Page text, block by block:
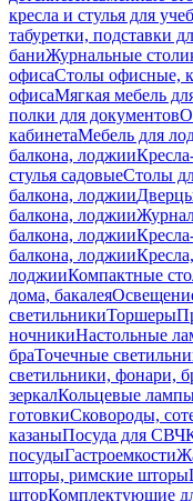
кресла и стулья для
табуретки, подставки
баниЖурнальные
офисаСтолы офисные,
офисаМягкая мебель
полки для документов
кабинетаМебель для
балкона, лоджии
стулья садовыеСтолы
балкона, лоджии
балкона, лоджии
балкона, лоджии
балкона, лоджии
лоджииКомпактные
дома, бакалея
светильникиТоршеры
ночникиНастольные
браТочечные
светильники, фонари,
зеркалКольцевые
готовкиСковороды,
казаныПосуда для СВЧ
посудыГастроемкости
шторы, римские шторы
шторКомплектующие